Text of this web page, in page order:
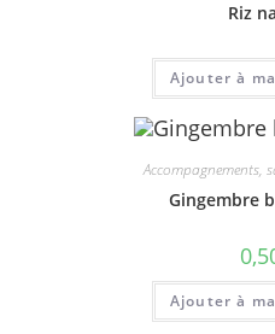
Riz
Ajouter à
Accompagnements,
Gingembre
Ajouter à